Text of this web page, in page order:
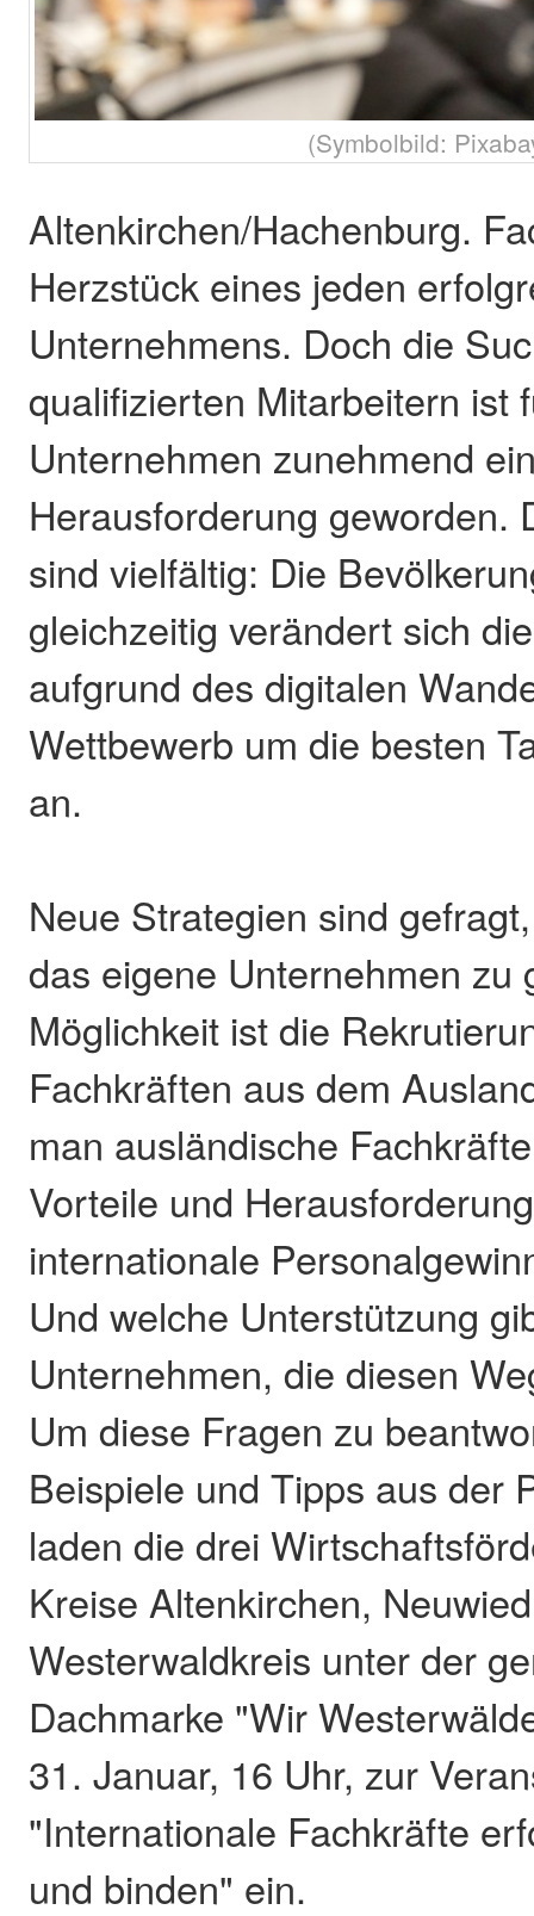
(Symbolbild:
Altenkirchen/Hachenburg.
Herzstück eines jeden
Unternehmens. Doch die
qualifizierten Mitarbeitern ist
Unternehmen zunehmend
Herausforderung geworden.
sind vielfältig: Die
gleichzeitig verändert sich
aufgrund des digitalen
Wettbewerb um die besten
an.
Neue Strategien sind
das eigene Unternehmen zu
Möglichkeit ist die
Fachkräften aus dem
man ausländische
Vorteile und
internationale
Und welche Unterstützung
Unternehmen, die diesen
Um diese Fragen zu
Beispiele und Tipps aus der
laden die drei
Kreise Altenkirchen,
Westerwaldkreis unter der
Dachmarke "Wir
31. Januar, 16 Uhr, zur
"Internationale Fachkräfte
und binden" ein.